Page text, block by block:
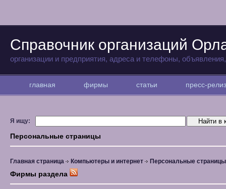
Справочник организаций
организации и предприятия, адреса и телефоны,
главная фирмы статьи пресс-
Я ищу:
Персональные страницы
Главная страница Компьютеры и интернет Персональные страницы
Фирмы раздела